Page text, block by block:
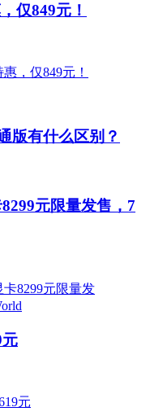
仅849元！
版有什么区别？
元限量发售，7